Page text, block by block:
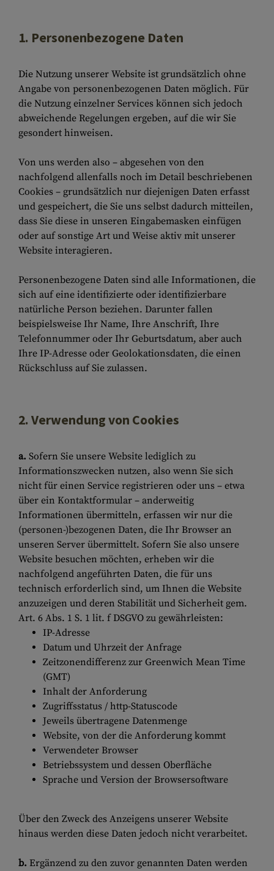
1. Personenbezogene Daten
Die Nutzung unserer Website ist grundsätzlich ohne
Angabe von personenbezogenen Daten möglich. Für
die Nutzung einzelner Services können sich jedoch
abweichende Regelungen ergeben, auf die wir Sie
gesondert hinweisen.
Von uns werden also – abgesehen von den
nachfolgend allenfalls noch im Detail beschriebenen
Cookies – grundsätzlich nur diejenigen Daten erfasst
und gespeichert, die Sie uns selbst dadurch mitteilen,
dass Sie diese in unseren Eingabemasken einfügen
oder auf sonstige Art und Weise aktiv mit unserer
Website interagieren.
Personenbezogene Daten sind alle Informationen, die
sich auf eine identifizierte oder identifizierbare
natürliche Person beziehen. Darunter fallen
beispielsweise Ihr Name, Ihre Anschrift, Ihre
Telefonnummer oder Ihr Geburtsdatum, aber auch
Ihre IP-Adresse oder Geolokationsdaten, die einen
Rückschluss auf Sie zulassen.
2. Verwendung von Cookies
a. Sofern Sie unsere Website lediglich zu
Informationszwecken nutzen, also wenn Sie sich
nicht für einen Service registrieren oder uns – etwa
über ein Kontaktformular – anderweitig
Informationen übermitteln, erfassen wir nur die
(personen-)bezogenen Daten, die Ihr Browser an
unseren Server übermittelt. Sofern Sie also unsere
Website besuchen möchten, erheben wir die
nachfolgend angeführten Daten, die für uns
technisch erforderlich sind, um Ihnen die Website
anzuzeigen und deren Stabilität und Sicherheit gem.
Art. 6 Abs. 1 S. 1 lit. f DSGVO zu gewährleisten:
IP-Adresse
Datum und Uhrzeit der Anfrage
Zeitzonendifferenz zur Greenwich Mean Time
(GMT)
Inhalt der Anforderung
Zugriffsstatus / http-Statuscode
Jeweils übertragene Datenmenge
Website, von der die Anforderung kommt
Verwendeter Browser
Betriebssystem und dessen Oberfläche
Sprache und Version der Browsersoftware
Über den Zweck des Anzeigens unserer Website
hinaus werden diese Daten jedoch nicht verarbeitet.
b. Ergänzend zu den zuvor genannten Daten werden